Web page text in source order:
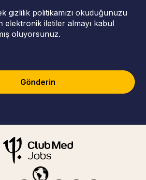
gizlilik politikamızı okuduğunuzu
elektronik iletiler almayı kabul
oluyorsunuz.
Gönderin